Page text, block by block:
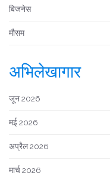
बिजनेस
मौसम
अभिलेखागार
जून 2026
मई 2026
अप्रैल 2026
मार्च 2026